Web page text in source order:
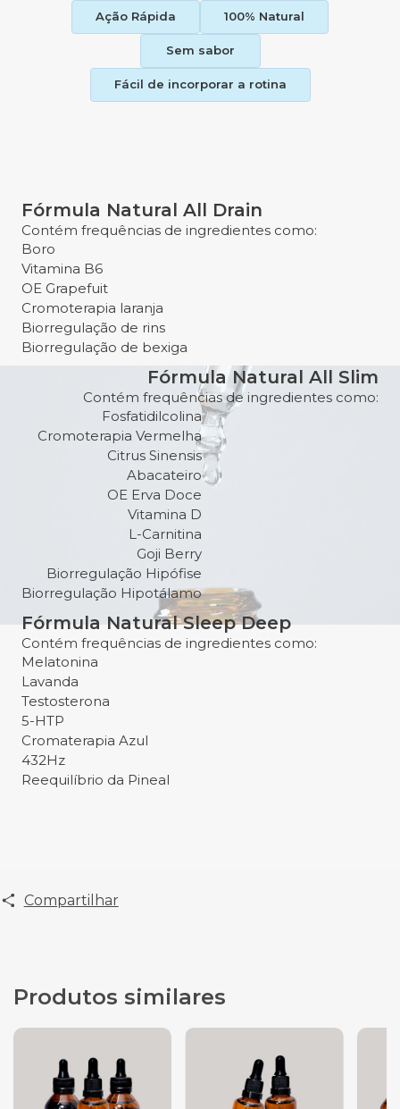
Ação Rápida 100% Natural
Sem sabor
Fácil de incorporar a rotina
Fórmula Natural All Drain
Contém frequências de ingredientes como:
Boro
Vitamina B6
OE Grapefuit
Cromoterapia laranja
Biorregulação de rins
Biorregulação de bexiga
Fórmula Natural All Slim
Contém frequências de ingredientes como:
Fosfatidilcolina
Cromoterapia Vermelha
Citrus Sinensis
Abacateiro
OE Erva Doce
Vitamina D
L-Carnitina
Goji Berry
Biorregulação Hipófise
Biorregulação Hipotálamo
Fórmula Natural Sleep Deep
Contém frequências de ingredientes como:
Melatonina
Lavanda
Testosterona
5-HTP
Cromaterapia Azul
432Hz
Reequilíbrio da Pineal
Compartilhar
Produtos similares